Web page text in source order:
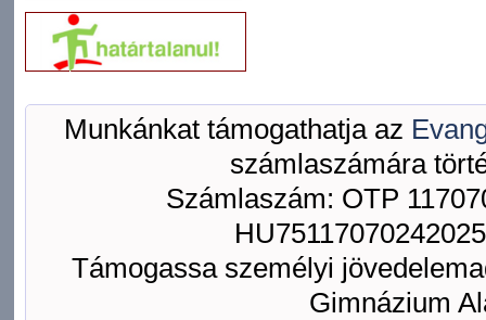
Munkánkat támogathatja az
számlaszámára
Számlaszám: OTP
Támogassa személyi
Gimnázium